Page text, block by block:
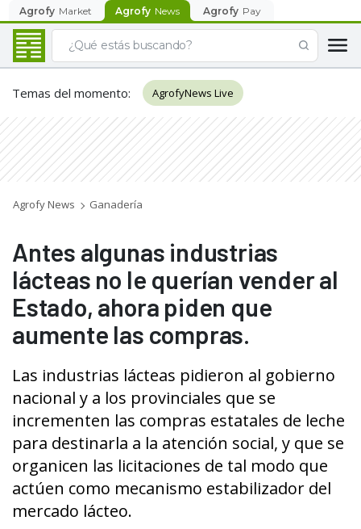
Agrofy Market Agrofy News Agrofy Pay
Temas del momento: AgrofyNews Live
Agrofy News Ganadería
Antes algunas industrias
lácteas no le querían vender al
Estado, ahora piden que
aumente las compras.
Las industrias lácteas pidieron al gobierno
nacional y a los provinciales que se
incrementen las compras estatales de leche
para destinarla a la atención social, y que se
organicen las licitaciones de tal modo que
actúen como mecanismo estabilizador del
mercado lácteo.